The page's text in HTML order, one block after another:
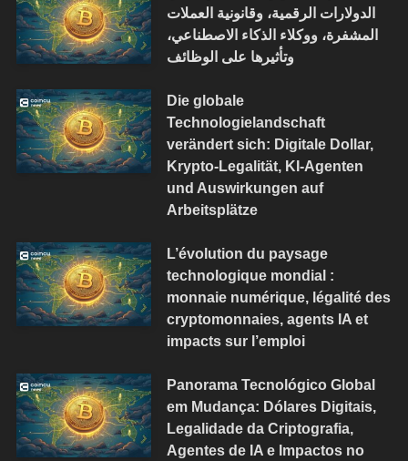
الدولارات الرقمية، وقانونية العملات
المشفرة، ووكلاء الذكاء الاصطناعي،
وتأثيرها على الوظائف
Die globale
Technologielandschaft
verändert sich: Digitale Dollar,
Krypto-Legalität, KI-Agenten
und Auswirkungen auf
Arbeitsplätze
L’évolution du paysage
technologique mondial :
monnaie numérique, légalité des
cryptomonnaies, agents IA et
impacts sur l’emploi
Panorama Tecnológico Global
em Mudança: Dólares Digitais,
Legalidade da Criptografia,
Agentes de IA e Impactos no